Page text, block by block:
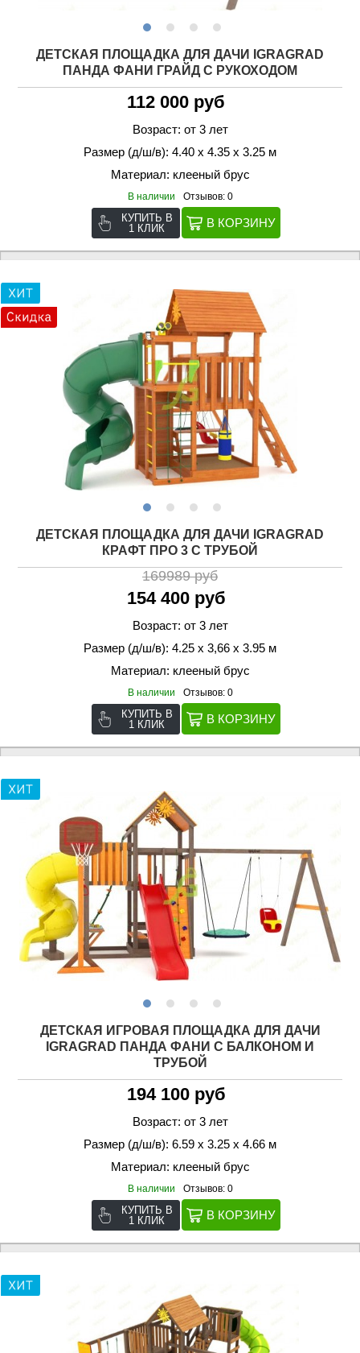
ДЕТСКАЯ ПЛОЩАДКА ДЛЯ ДАЧИ IGRAGRAD
ПАНДА ФАНИ ГРАЙД С РУКОХОДОМ
112 000 руб
Возраст: от 3 лет
Размер (д/ш/в): 4.40 х 4.35 х 3.25 м
Материал: клееный брус
В наличии Отзывов: 0
КУПИТЬ В
1 КЛИК
ДЕТСКАЯ ПЛОЩАДКА ДЛЯ ДАЧИ IGRAGRAD
КРАФТ ПРО 3 С ТРУБОЙ
169989 руб
154 400 руб
Возраст: от 3 лет
Размер (д/ш/в): 4.25 х 3,66 х 3.95 м
Материал: клееный брус
В наличии Отзывов: 0
КУПИТЬ В
1 КЛИК
ДЕТСКАЯ ИГРОВАЯ ПЛОЩАДКА ДЛЯ ДАЧИ
IGRAGRAD ПАНДА ФАНИ С БАЛКОНОМ И
ТРУБОЙ
194 100 руб
Возраст: от 3 лет
Размер (д/ш/в): 6.59 х 3.25 х 4.66 м
Материал: клееный брус
В наличии Отзывов: 0
КУПИТЬ В
1 КЛИК